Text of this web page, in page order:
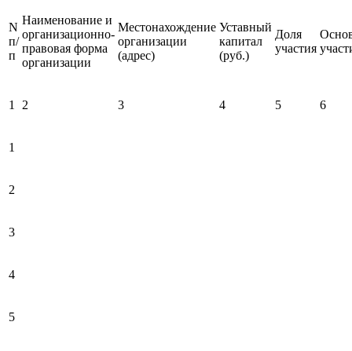
N
п/
п
Наименование и
организационно-
правовая форма
организации
Местонахождение
организации
(адрес)
Уставный
капитал
(руб.)
Доля
участия
1 2 3 4 5 6
1
2
3
4
5